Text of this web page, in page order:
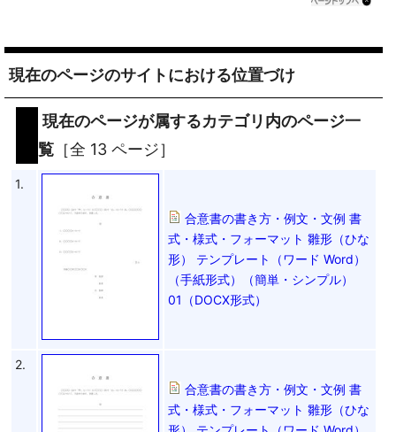
現在のページのサイトにおける位置づけ
現在のページが属するカテゴリ内のページ一
覧 ［全 13 ページ］
1.
合意書の書き方・例文・文例 書
式・様式・フォーマット 雛形（ひな
形） テンプレート（ワード Word）
（手紙形式）（簡単・シンプル）
01（DOCX形式）
2.
合意書の書き方・例文・文例 書
式・様式・フォーマット 雛形（ひな